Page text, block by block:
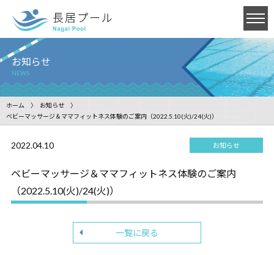
お知らせ
NEWS
ホーム
お知らせ
ベビーマッサージ＆ママフィットネス体験のご案内（2022.5.10(火)/24(火)）
2022.04.10 お知らせ
ベビーマッサージ＆ママフィットネス体験のご案内
（2022.5.10(火)/24(火)）
一覧に戻る